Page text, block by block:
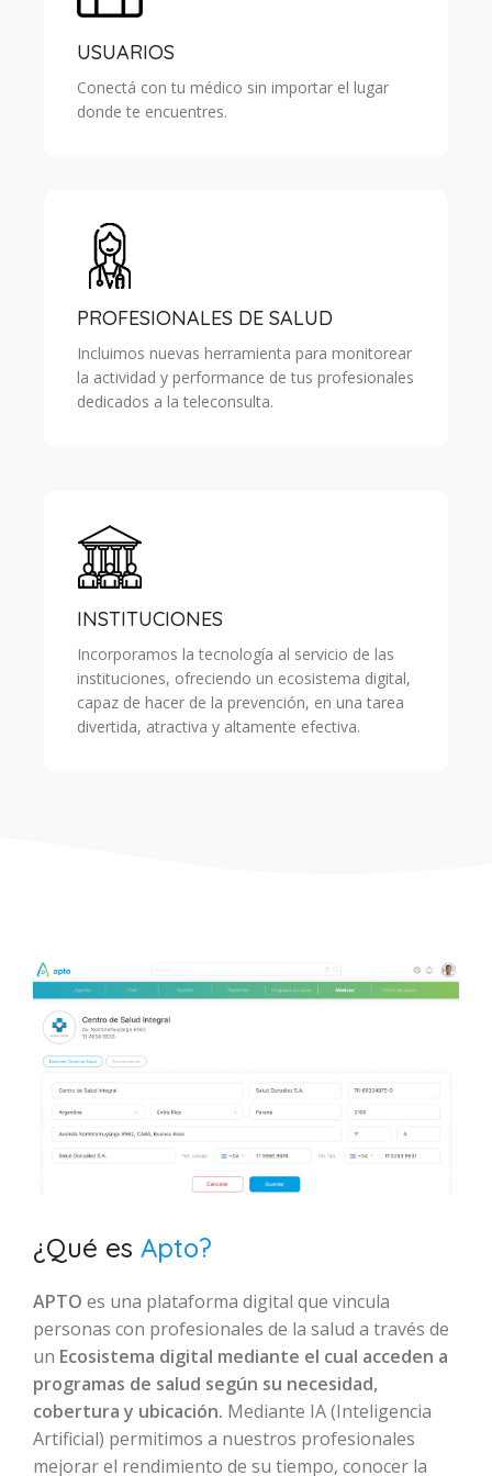
USUARIOS
Conectá con tu médico sin importar el lugar
donde te encuentres.
PROFESIONALES DE SALUD
Incluimos nuevas herramienta para monitorear
la actividad y performance de tus profesionales
dedicados a la teleconsulta.
INSTITUCIONES
Incorporamos la tecnología al servicio de las
instituciones, ofreciendo un ecosistema digital,
capaz de hacer de la prevención, en una tarea
divertida, atractiva y altamente efectiva.
¿Qué es Apto?
APTO es una plataforma digital que vincula
personas con profesionales de la salud a través de
un Ecosistema digital mediante el cual acceden a
programas de salud según su necesidad,
cobertura y ubicación. Mediante IA (Inteligencia
Artificial) permitimos a nuestros profesionales
mejorar el rendimiento de su tiempo, conocer la